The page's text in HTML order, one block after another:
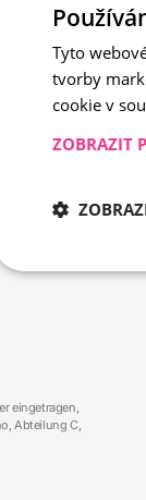
Produktpalette
eingetragen,
Abteilung C,
Tyto
tvorby
cookie v
ZOBRAZIT
Nezbytně